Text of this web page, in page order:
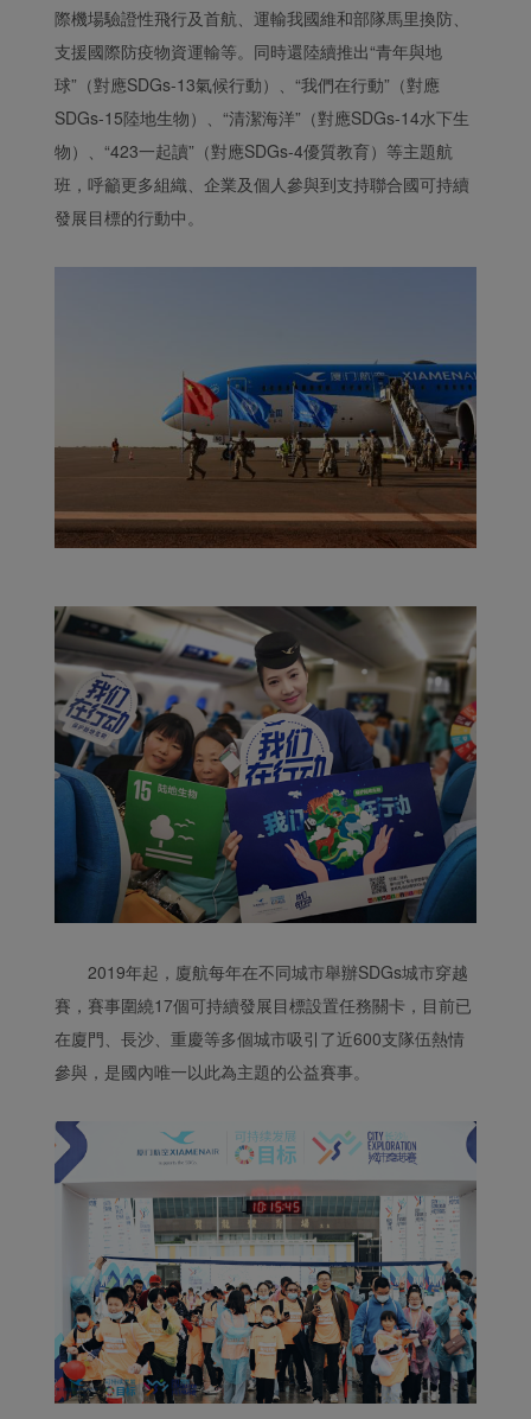
際機場驗證性飛行及首航、運輸我國維和部隊馬里換防、
支援國際防疫物資運輸等。同時還陸續推出“青年與地
球”（對應SDGs-13氣候行動）、“我們在行動”（對應
SDGs-15陸地生物）、“清潔海洋”（對應SDGs-14水下生
物）、“423一起讀”（對應SDGs-4優質教育）等主題航
班，呼籲更多組織、企業及個人參與到支持聯合國可持續
發展目標的行動中。
2019年起，廈航每年在不同城市舉辦SDGs城市穿越
賽，賽事圍繞17個可持續發展目標設置任務關卡，目前已
在廈門、長沙、重慶等多個城市吸引了近600支隊伍熱情
參與，是國內唯一以此為主題的公益賽事。